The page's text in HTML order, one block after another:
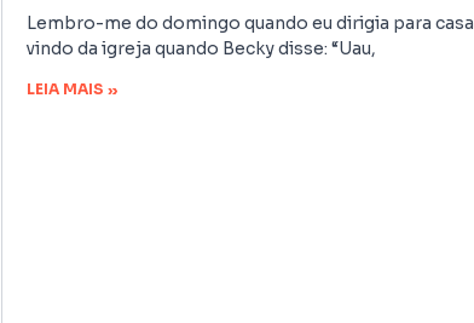
Lembro-me do domingo quando eu dirigia para casa
vindo da igreja quando Becky disse: “Uau,
LEIA MAIS »